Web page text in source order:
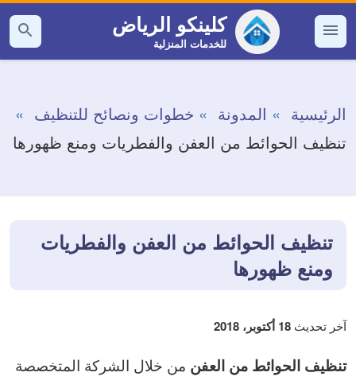
التجاوز
إلى القائمة
كلينكو الرياض
للخدمات المنزلية
بحث
عن
الرئيسية المدونة
خطوات ونصائح للتنظيف
تنظيف الحوائط من العفن والفطريات ومنع ظهورها
تنظيف الحوائط من العفن والفطريات
ومنع ظهورها
آخر تحديث 18 أكتوبر، 2018
تنظيف الحوائط من العفن من خلال الشركة المتخصصة